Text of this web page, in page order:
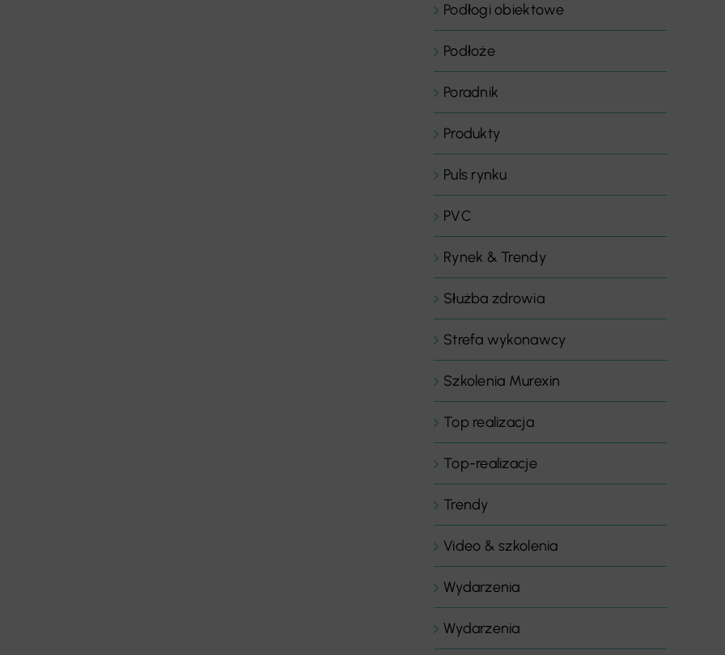
Podłogi obiektowe
Podłoże
Poradnik
Produkty
Puls rynku
PVC
Rynek & Trendy
Służba zdrowia
Strefa wykonawcy
Szkolenia Murexin
Top realizacja
Top-realizacje
Trendy
Video & szkolenia
Wydarzenia
Wydarzenia